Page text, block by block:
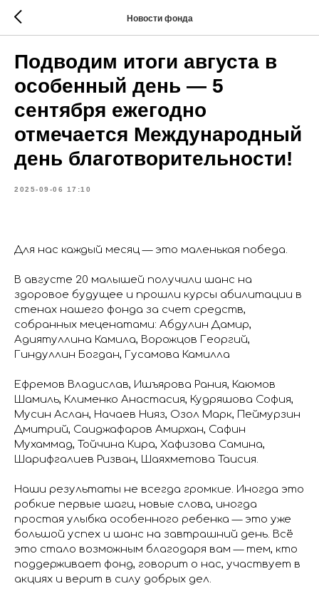
Новости фонда
Подводим итоги августа в
особенный день — 5
сентября ежегодно
отмечается Международный
день благотворительности!
2025-09-06 17:10
Для нас каждый месяц — это маленькая победа.
В августе 20 малышей получили шанс на
здоровое будущее и прошли курсы абилитации в
стенах нашего фонда за счет средств,
собранных меценатами: Абдулин Дамир,
Адиятуллина Камила, Ворожцов Георгий,
Гиндуллин Богдан, Гусамова Камилла
Ефремов Владислав, Ишъярова Рания, Каюмов
Шамиль, Клименко Анастасия, Кудряшова София,
Мусин Аслан, Начаев Нияз, Озол Марк, Пеймурзин
Дмитрий, Саиджафаров Амирхан, Сафин
Мухаммад, Тойчина Кира, Хафизова Самина,
Шарифгалиев Ризван, Шаяхметова Таисия.
Наши результаты не всегда громкие. Иногда это
робкие первые шаги, новые слова, иногда
простая улыбка особенного ребенка — это уже
большой успех и шанс на завтрашний день. Всё
это стало возможным благодаря вам — тем, кто
поддерживает фонд, говорит о нас, участвует в
акциях и верит в силу добрых дел.